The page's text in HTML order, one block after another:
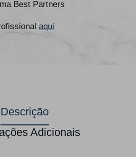
Best Partners
aqui
Descrição
Adicionais